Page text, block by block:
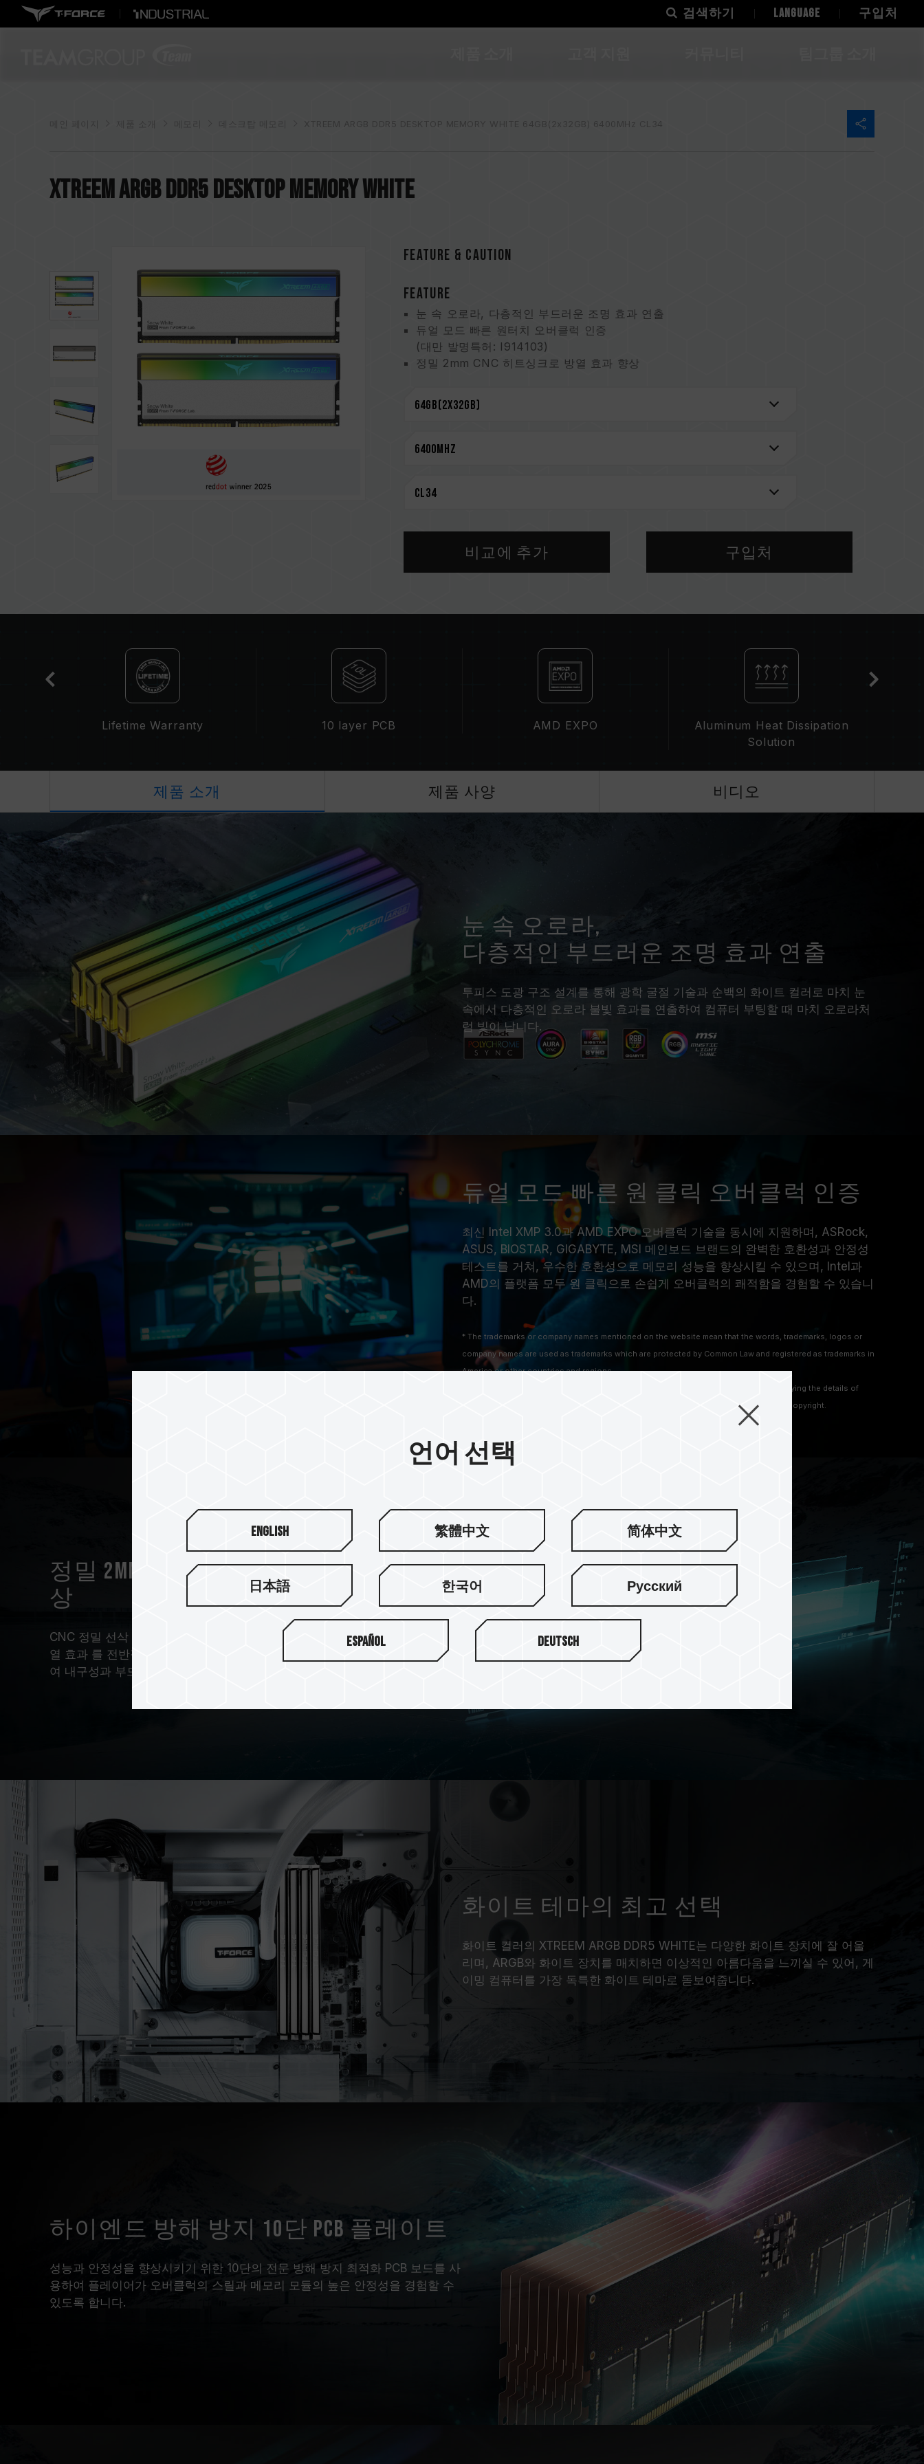
검색하기 LANGUAGE 구입처
제품 소개 데스크탑 메모리 XTREEM ARGB DDR5 DESKTOP MEMORY WHITE 64GB(2x32GB) 6400MHz CL34
XTREEM ARGB DDR5 DESKTOP MEMORY WHITE
FEATURE & CAUTION
FEATURE
눈 속 오로라, 다층적인 부드러운 조명 효과 연출
듀얼 모드 빠른 원터치 오버클럭 인증
(대만 발명특허: I914103)
정밀 2mm CNC 히트싱크로 방열 효과 향상
하이엔드 방해 방지 10단 PCB 플레이트
강화된 PMIC 방열 설계
US12111715B2)
호환되는 플랫폼 관련 정보는'호환성 검색'
을 통해 확인하실 수 있습니다.
메모리 제품을 구매하기 전에, 반드시 메인보드 브랜드에서 제공하는 QVL(호환성 목록)
지거나 부팅되지 않을 수 있습니다.
클럭에 영향을 줄 수 있습니다.
메모리의 최종 작동 주파수는 시스템 BIOS 설정과 메인보드, CPU의 호환성에 따라 달라
XMP 3.0(Intel) 또는 EXPO(AMD)가 활성화되지 않은 경우, 메모리는 SPD(JEDEC 표
XMP 3.0 / EXPO는 사용자가 수동으로 활성화해야 하며, 일부 메인보드나 CPU는 표기
에 의해 제한됩니다.
오버클럭(XMP 3.0 / EXPO 설정 활성화 등)은 JEDEC 표준을 초과해, 시스템 안정성에
영향을 미칠 수 있습니다. 오버클럭으로 인한 시스템 불안정이 생길 경우 BIOS 기본값으
TEAMGROUP의 모든 메모리 모듈은 표준 전압 범위 내에서 테스트됩니다. 프로세서나
메인보드의 문제로 인한 고장은 해당 제조사에 문의하여 A/S를 받으시길 바랍니다.
비교에 추가 구입처
Lifetime Warranty 10 layer PCB AMD EXPO
Aluminum Heat Dissipation
Solution
제품 소개 제품 사양 비디오
눈 속 오로라,
다층적인 부드러운 조명 효과 연출
투피스 도광 구조 설계를 통해 광학 굴절 기술과 순백의 화이트 컬러로 마치 눈
속에서 다층적인 오로라 불빛 효과를 연출하여 컴퓨터 부팅할 때 마치 오로라처
럼 빛이 납니다.
듀얼 모드 빠른 원 클릭 오버클럭 인증
최신 Intel XMP 3.0과 AMD EXPO 오버클럭 기술을 동시에 지원하며, ASRock,
ASUS, BIOSTAR, GIGABYTE, MSI 메인보드 브랜드의 완벽한 호환성과 안정성
테스트를 거쳐, 우수한 호환성으로 메모리 성능을 향상시킬 수 있으며, Intel과
AMD의 플랫폼 모두 원 클릭으로 손쉽게 오버클럭의 쾌적함을 경험할 수 있습니
다.
* The trademarks or company names mentioned on the website mean that the words, trademarks, logos or
company names are used as trademarks which are protected by Common Law and registered as trademarks in
America or other countries and regions.
* Trademark statement: The product names mentioned on the website are only for clarifying the details of
features or functions, which may belong to other company’s registered trademarks or copyright.
정밀 2mm CNC 히트싱크로 방열 효과 향
상
CNC 정밀 선삭 기술을 이용하여 2mm 두께의 히트싱크를 제작하여 메모리 방
열 효과 를 전반적으로 향상시킵니다. 히트싱크 표면은 샌드블라스트 처리로 하
여 내구성과 부드러운 질감을 선사합니다.
화이트 테마의 최고 선택
화이트 컬러의 XTREEM ARGB DDR5 WHITE는 다양한 화이트 장치에 잘 어울
리며, ARGB와 화이트 장치를 매치하면 이상적인 아름다움을 느끼실 수 있어, 게
이밍 컴퓨터를 가장 독특한 화이트 테마로 돋보여줍니다.
하이엔드 방해 방지 10단 PCB 플레이트
성능과 안정성을 향상시키기 위한 10단의 전문 방해 방지 최적화 PCB 보드를 사
용하여 플레이어가 오버클럭의 스릴과 메모리 모듈의 높은 안정성을 경험할 수
있도록 합니다.
언어 선택
English 繁體中文 简体中文
日本語 한국어 Русский
Español Deutsch